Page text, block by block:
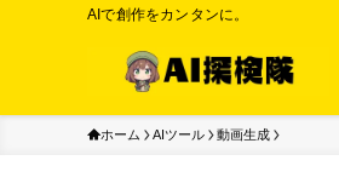
AIで創作をカンタンに。
ホーム AIツール 動画生成